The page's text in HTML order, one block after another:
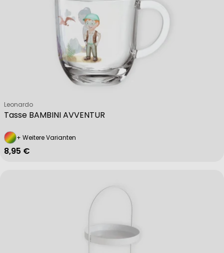
Tasse BAMBINI AVVENTUR
Verkäufer:
Leonardo
+ Weitere Varianten
Regulärer Preis
8,95 €